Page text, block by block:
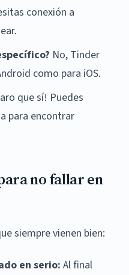
conexión a
No, Tinder
como para iOS.
que sí! Puedes
para encontrar
no fallar en
siempre vienen bien:
en serio: Al final